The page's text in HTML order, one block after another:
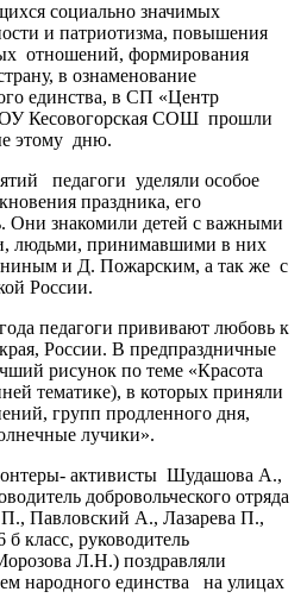
социально значимых
и патриотизма, повышения
отношений, формирования
в ознаменование
единства, в СП «Центр
Кесовогорская СОШ прошли
этому дню.
педагоги уделяли особое
праздника, его
Они знакомили детей с важными
людьми, принимавшими в них
и Д. Пожарским, а так же с
России.
педагоги прививают любовь к
России. В предпраздничные
рисунок по теме «Красота
тематике), в которых приняли
групп продленного дня,
лучики».
активисты Шудашова А.,
добровольческого отряда
Павловский А., Лазарева П.,
класс, руководитель
Л.Н.) поздравляли
народного единства на улицах